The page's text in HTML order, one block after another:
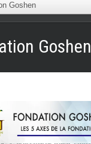
Goshen